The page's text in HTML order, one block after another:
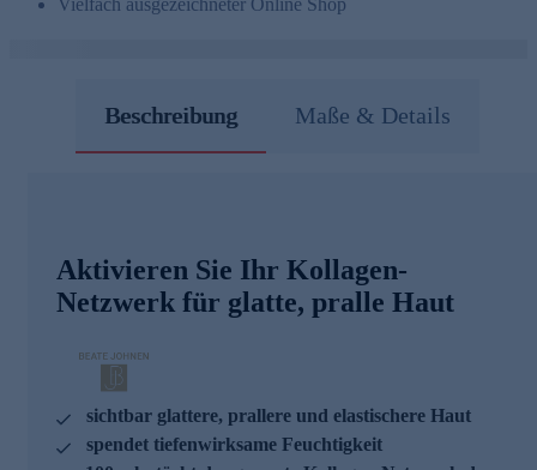
Beschreibung Maße & Details
Aktivieren Sie Ihr Kollagen-
Netzwerk für glatte, pralle Haut
sichtbar glattere, prallere und elastischere Haut
spendet tiefenwirksame Feuchtigkeit